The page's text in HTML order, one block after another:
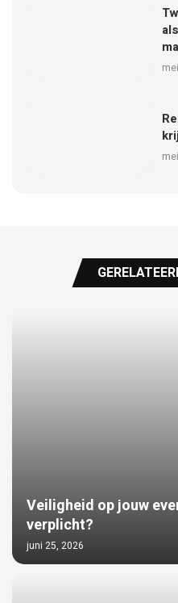
Veiligheid op jouw
verplicht?
juni 25, 2026